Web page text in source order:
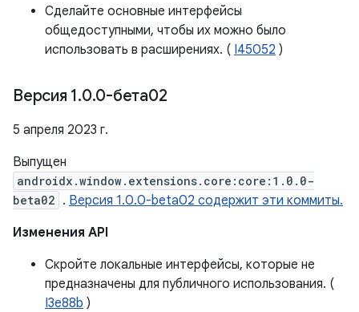
Сделайте основные интерфейсы
общедоступными, чтобы их можно было
использовать в расширениях. ( I45052 )
Версия 1.0.0-бета02
5 апреля 2023 г.
Выпущен
androidx.window.extensions.core:core:1.0.0-
beta02 . Версия 1.0.0-beta02 содержит эти коммиты.
Изменения API
Скройте локальные интерфейсы, которые не
предназначены для публичного использования. (
I3e88b )